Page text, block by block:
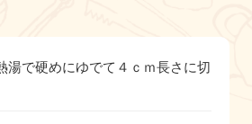
湯で硬めにゆでて４ｃｍ長さに切